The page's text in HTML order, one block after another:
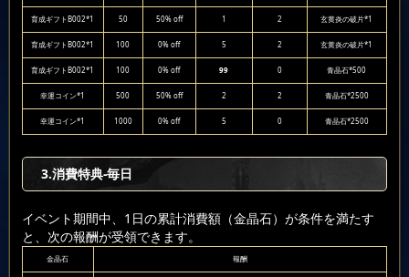
育成ギフトB002*1 50 50% off 1 2 玄黄炎の破片*1
育成ギフトB002*1 100 0% off 5 2 玄黄炎の破片*1
育成ギフトB002*1 100 0% off 99 0 青晶石*500
幸運コイン*1 500 50% off 2 2 青晶石*2500
幸運コイン*1 1000 0% off 5 0 青晶石*2500
3.消費特典-毎日
イベント期間中、1日の累計消費額（金晶石）が条件を満たす
と、次の報酬が受領できます。
金晶石 報酬